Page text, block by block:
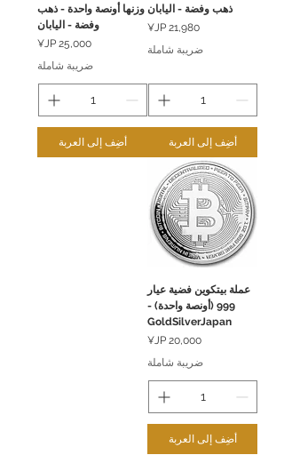
ذهب وفضة - اليابان
السعر
ضريبة شاملة
أضِف إلى العربة
وزنها أونصة واحدة - ذهب
وفضة - اليابان
السعر
ضريبة شاملة
أضِف إلى العربة
عملة بيتكوين فضية عيار
999 (أونصة واحدة) -
GoldSilverJapan
السعر
ضريبة شاملة
أضِف إلى العربة